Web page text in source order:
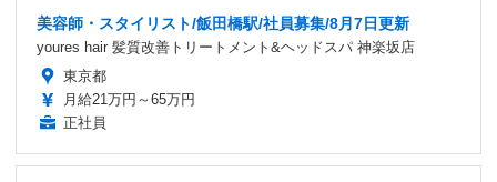
美容師・スタイリスト/飯田橋駅/社員募集/8月7日更新
youres hair 髪質改善トリートメント&ヘッドスパ 神楽坂店
東京都
月給21万円～65万円
正社員